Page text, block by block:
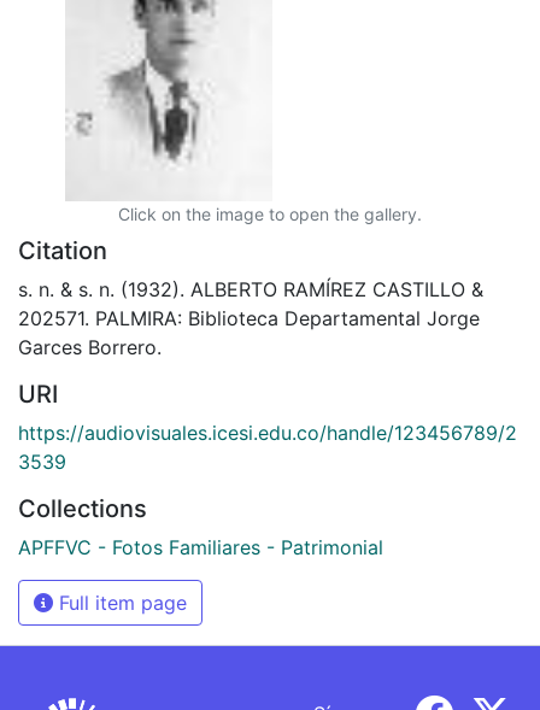
Click on the image to open the gallery.
Citation
s. n. & s. n. (1932). ALBERTO RAMÍREZ CASTILLO &
202571. PALMIRA: Biblioteca Departamental Jorge
Garces Borrero.
URI
https://audiovisuales.icesi.edu.co/handle/123456789/2
3539
Collections
APFFVC - Fotos Familiares - Patrimonial
Full item page